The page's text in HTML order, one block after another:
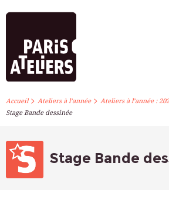
PARIS ATELIERS
ATELIERS À
Accueil> Ateliers à l’année> Ateliers à l’année :
Stage Bande dessinée
Stage Bande